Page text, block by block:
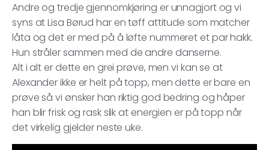
Andre og tredje gjennomkjøring er unnagjort og vi
syns at Lisa Børud har en tøff attitude som matcher
låta og det er med på å løfte nummeret et par hakk.
Hun stråler sammen med de andre danserne.
Alt i alt er dette en grei prøve, men vi kan se at
Alexander ikke er helt på topp, men dette er bare en
prøve så vi ønsker han riktig god bedring og håper
han blir frisk og rask slik at energien er på topp når
det virkelig gjelder neste uke.